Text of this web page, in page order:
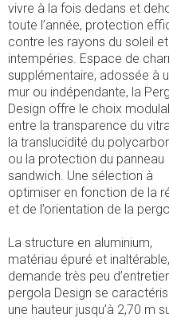
vivre à la fois dedans et
toute l’année, protection
contre les rayons du soleil
intempéries. Espace de
supplémentaire, adossée à
mur ou indépendante, la
Design offre le choix
entre la transparence du
la translucidité du
ou la protection du panneau
sandwich. Une sélection à
optimiser en fonction de la
et de l’orientation de la
La structure en aluminium,
matériau épuré et inaltérable,
demande très peu
pergola Design se
une hauteur jusqu’à 2,70 m